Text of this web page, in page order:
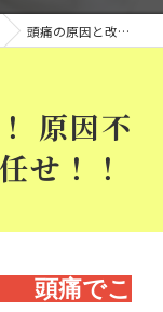
頭痛の原因と改善について
原因不
せ！！
こ